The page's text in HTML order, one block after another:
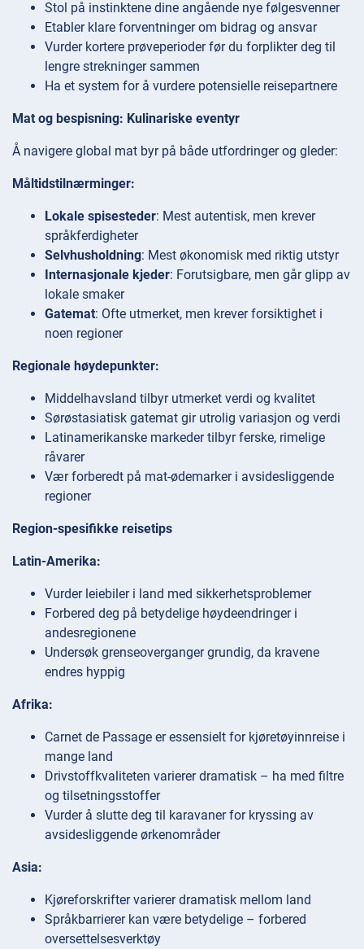
Stol på instinktene dine angående nye følgesvenner
Etabler klare forventninger om bidrag og ansvar
Vurder kortere prøveperioder før du forplikter deg til
lengre strekninger sammen
Ha et system for å vurdere potensielle reisepartnere
Mat og bespisning: Kulinariske eventyr
Å navigere global mat byr på både utfordringer og gleder:
Måltidstilnærminger:
Lokale spisesteder: Mest autentisk, men krever
språkferdigheter
Selvhusholdning: Mest økonomisk med riktig utstyr
Internasjonale kjeder: Forutsigbare, men går glipp av
lokale smaker
Gatemat: Ofte utmerket, men krever forsiktighet i
noen regioner
Regionale høydepunkter:
Middelhavsland tilbyr utmerket verdi og kvalitet
Sørøstasiatisk gatemat gir utrolig variasjon og verdi
Latinamerikanske markeder tilbyr ferske, rimelige
råvarer
Vær forberedt på mat-ødemarker i avsidesliggende
regioner
Region-spesifikke reisetips
Latin-Amerika:
Vurder leiebiler i land med sikkerhetsproblemer
Forbered deg på betydelige høydeendringer i
andesregionene
Undersøk grenseoverganger grundig, da kravene
endres hyppig
Afrika:
Carnet de Passage er essensielt for kjøretøyinnreise i
mange land
Drivstoffkvaliteten varierer dramatisk – ha med filtre
og tilsetningsstoffer
Vurder å slutte deg til karavaner for kryssing av
avsidesliggende ørkenområder
Asia:
Kjøreforskrifter varierer dramatisk mellom land
Språkbarrierer kan være betydelige – forbered
oversettelsesverktøy